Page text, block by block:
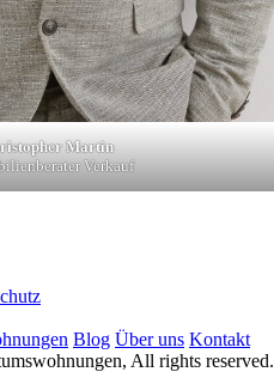
Martin
Verkauf
Blog Über uns Kontakt
All rights reserved.